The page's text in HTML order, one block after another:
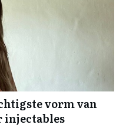
vorm van